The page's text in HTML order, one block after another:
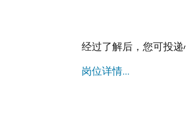
经过了解后，您可投
岗位详情...